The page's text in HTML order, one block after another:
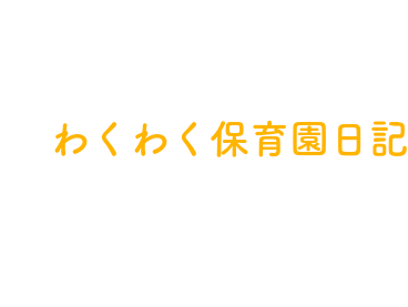
わくわく保育園日記